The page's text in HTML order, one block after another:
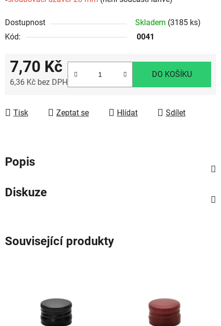
Dostupnost Skladem (3185 ks)
Kód:
0041
7,70 Kč
6,36 Kč bez DPH
DO KOŠÍKU
Tisk Zeptat se Hlídat Sdílet
Popis
Diskuze
Související produkty